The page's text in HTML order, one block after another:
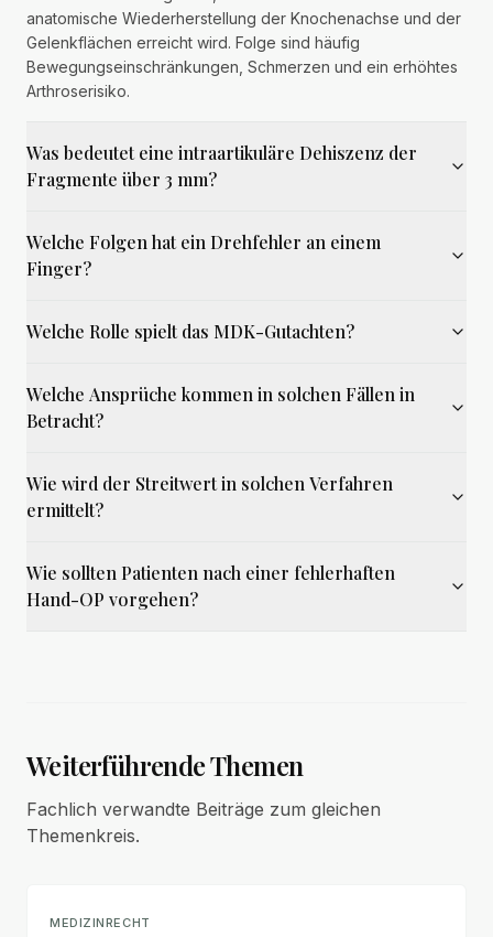
anatomische Wiederherstellung der Knochenachse und der
Gelenkflächen erreicht wird. Folge sind häufig
Bewegungseinschränkungen, Schmerzen und ein erhöhtes
Arthroserisiko.
Was bedeutet eine intraartikuläre Dehiszenz der
Fragmente über 3 mm?
Welche Folgen hat ein Drehfehler an einem
Finger?
Welche Rolle spielt das MDK-Gutachten?
Welche Ansprüche kommen in solchen Fällen in
Betracht?
Wie wird der Streitwert in solchen Verfahren
ermittelt?
Wie sollten Patienten nach einer fehlerhaften
Hand-OP vorgehen?
Weiterführende Themen
Fachlich verwandte Beiträge zum gleichen
Themenkreis.
MEDIZINRECHT